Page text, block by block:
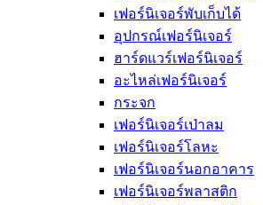
เฟอร์นิเจอร์พับเก็บได้
อุปกรณ์เฟอร์นิเจอร์
ฮาร์ดแวร์เฟอร์นิเจอร์
อะไหล่เฟอร์นิเจอร์
กระจก
เฟอร์นิเจอร์เป่าลม
เฟอร์นิเจอร์โลหะ
เฟอร์นิเจอร์นอกอาคาร
เฟอร์นิเจอร์พลาสติก